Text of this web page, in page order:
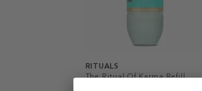
RITUALS
The Ritual Of Karma Refill